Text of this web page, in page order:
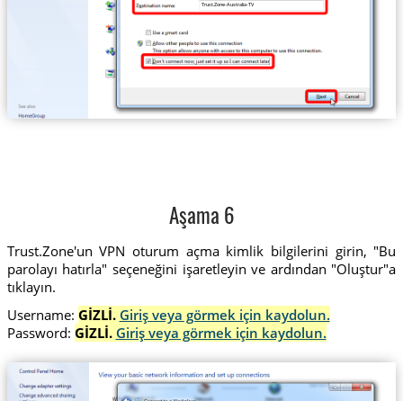
Trust.Zone-Australia-TV
Aşama 6
Trust.Zone'un VPN oturum açma kimlik bilgilerini girin, "Bu
parolayı hatırla" seçeneğini işaretleyin ve ardından "Oluştur"a
tıklayın.
Username: GİZLİ. Giriş veya görmek için kaydolun.
Password: GİZLİ. Giriş veya görmek için kaydolun.